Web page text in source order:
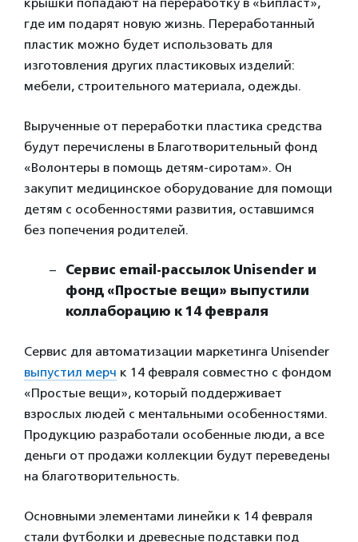
где им подарят новую жизнь. Переработанный
пластик можно будет использовать для
изготовления других пластиковых изделий:
мебели, строительного материала, одежды.
Вырученные от переработки пластика средства
будут перечислены в Благотворительный фонд
«Волонтеры в помощь детям-сиротам». Он
закупит медицинское оборудование для помощи
детям с особенностями развития, оставшимся
без попечения родителей.
Сервис email-рассылок Unisender и
фонд «Простые вещи» выпустили
коллаборацию к 14 февраля
Сервис для автоматизации маркетинга Unisender
выпустил мерч к 14 февраля совместно с фондом
«Простые вещи», который поддерживает
взрослых людей с ментальными особенностями.
Продукцию разработали особенные люди, а все
деньги от продажи коллекции будут переведены
на благотворительность.
Основными элементами линейки к 14 февраля
стали футболки и древесные подставки под